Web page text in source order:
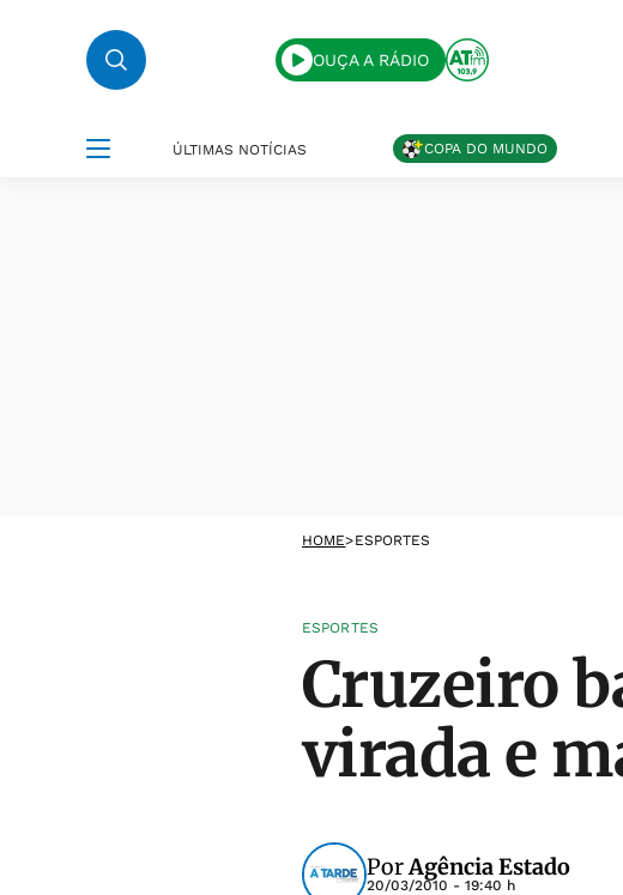
OUÇA A RÁDIO
ÚLTIMAS NOTÍCIAS COPA DO MUNDO
HOME>ESPORTES
ESPORTES
Cruzeiro
virada e
PorAgência Estado
20/03/2010 - 19:40 h